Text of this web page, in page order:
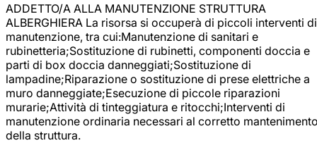
ADDETTO/A ALLA MANUTENZIONE STRUTTURA
ALBERGHIERA La risorsa si occuperà di piccoli interventi di
manutenzione, tra cui:Manutenzione di sanitari e
rubinetteria;Sostituzione di rubinetti, componenti doccia e
parti di box doccia danneggiati;Sostituzione di
lampadine;Riparazione o sostituzione di prese elettriche a
muro danneggiate;Esecuzione di piccole riparazioni
murarie;Attività di tinteggiatura e ritocchi;Interventi di
manutenzione ordinaria necessari al corretto
della struttura.